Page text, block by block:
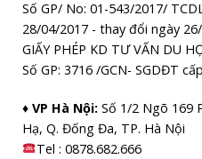
Số GP/ No: 01-543/2017/
28/04/2017 - thay đổi ngày
GIẤY PHÉP KD TƯ VẤN DU
Số GP: 3716 /GCN- SGDĐT
♦ VP Hà Nội: Số 1/2 Ngõ 169
Hạ, Q. Đống Đa, TP. Hà Nội
Tel :0878.682.666